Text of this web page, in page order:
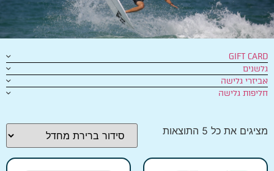
GIFT CARD
גלשנים
אביזרי גלישה
חליפות גלישה
מציגים את כל ⁦5⁩ התוצאות